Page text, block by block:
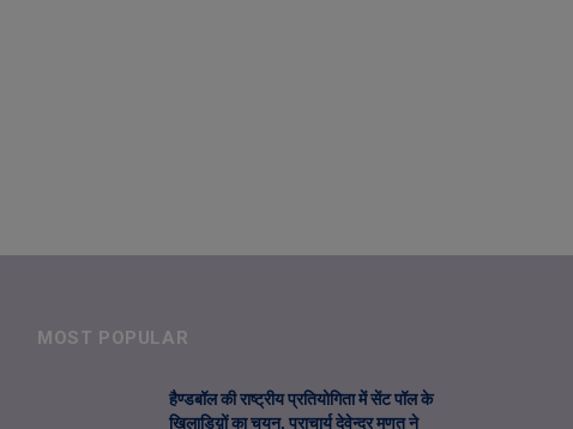
MOST POPULAR
हैण्डबॉल की राष्ट्रीय प्रतियोगिता में सेंट पॉल के
खिलाडिय़ों का चयन, प्राचार्य देवेन्द्र मूणत ने